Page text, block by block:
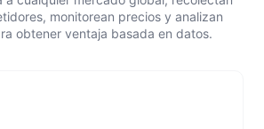
monitorean precios y analizan
obtener ventaja basada en datos.